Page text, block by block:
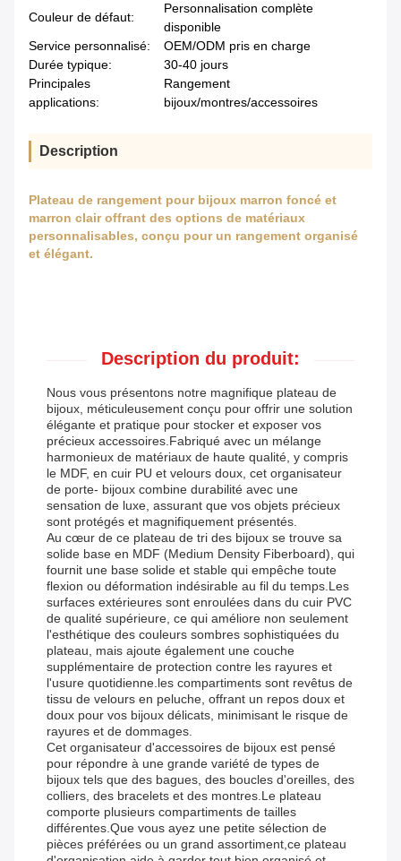
Couleur de défaut:
Personnalisation complète
disponible
Service personnalisé:
OEM/ODM pris en charge
Durée typique:
30-40 jours
Principales
applications:
Rangement
bijoux/montres/accessoires
Description
Plateau de rangement pour bijoux marron foncé et
marron clair offrant des options de matériaux
personnalisables, conçu pour un rangement organisé
et élégant.
Description du produit:
Nous vous présentons notre magnifique plateau de
bijoux, méticuleusement conçu pour offrir une solution
élégante et pratique pour stocker et exposer vos
précieux accessoires.Fabriqué avec un mélange
harmonieux de matériaux de haute qualité, y compris
le MDF, en cuir PU et velours doux, cet organisateur
de porte- bijoux combine durabilité avec une
sensation de luxe, assurant que vos objets précieux
sont protégés et magnifiquement présentés.
Au cœur de ce plateau de tri des bijoux se trouve sa
solide base en MDF (Medium Density Fiberboard), qui
fournit une base solide et stable qui empêche toute
flexion ou déformation indésirable au fil du temps.Les
surfaces extérieures sont enroulées dans du cuir PVC
de qualité supérieure, ce qui améliore non seulement
l'esthétique des couleurs sombres sophistiquées du
plateau, mais ajoute également une couche
supplémentaire de protection contre les rayures et
l'usure quotidienne.les compartiments sont revêtus de
tissu de velours en peluche, offrant un repos doux et
doux pour vos bijoux délicats, minimisant le risque de
rayures et de dommages.
Cet organisateur d'accessoires de bijoux est pensé
pour répondre à une grande variété de types de
bijoux tels que des bagues, des boucles d'oreilles, des
colliers, des bracelets et des montres.Le plateau
comporte plusieurs compartiments de tailles
différentes.Que vous ayez une petite sélection de
pièces préférées ou un grand assortiment,ce plateau